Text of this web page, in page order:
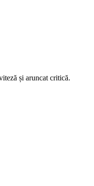
și aruncat critică.